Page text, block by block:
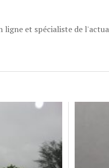
ligne et spécialiste de